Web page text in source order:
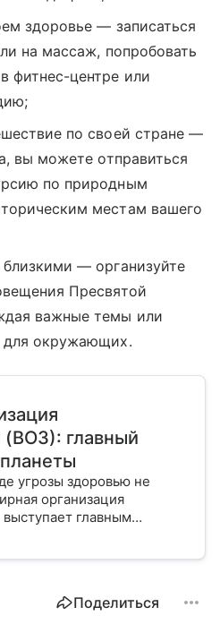
здоровье — записаться
на массаж, попробовать
фитнес-центре или
по своей стране —
вы можете отправиться
по природным
местам вашего
— организуйте
Пресвятой
важные темы или
для окружающих.
(ВОЗ): главный
угрозы здоровью не
организация
главным
здравоохранения. Эта
этот «командный
Поделиться